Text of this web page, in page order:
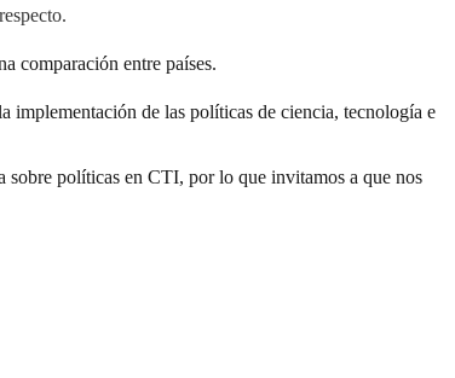
comparación entre países.
implementación de las políticas de ciencia, tecnología e
sobre políticas en CTI, por lo que invitamos a que nos